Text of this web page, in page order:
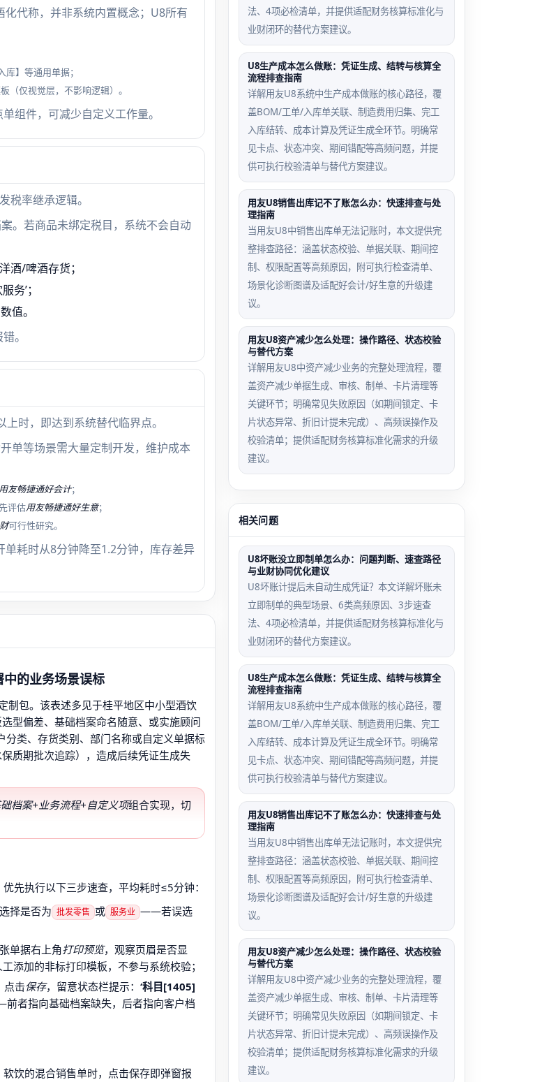
多门店权限错配场景
总部管理员未给‘城北店
仓库’分配库存查询权
限，店长登录后库存为
0
批次管理缺失场景
精酿啤酒未启批次，临
期酒水无法预警，月底
盘点发现整批过期报废
化代称，并非系统内置概念；U8所有
】等通用单据；
（仅视觉层，不影响逻辑）。
组件，可减少自定义工作量。
税率继承逻辑。
。若商品未绑定税目，系统不会自动
/啤酒存货；
务’；
值。
。
时，即达到系统替代临界点。
单等场景需大量定制开发，维护成本
用友畅捷通好会计；
评估用友畅捷通好生意；
可行性研究。
耗时从8分钟降至1.2分钟，库存差异
中的业务场景误标
制包。该表述多见于桂平地区中小型酒饮
型偏差、基础档案命名随意、或实施顾问
分类、存货类别、部门名称或自定义单据标
质期批次追踪），造成后续凭证生成失
档案+业务流程+自定义项组合实现，切
先执行以下三步速查，平均耗时≤5分钟：
择是否为 批发零售 或 服务业 ——若误选
单据右上角打印预览，观察页眉是否显
添加的非标打印模板，不参与系统校验；
点击保存，留意状态栏提示： ‘科目[1405]
者指向基础档案缺失，后者指向客户档
饮的混合销售单时，点击保存即弹窗报
法、4项必检清单，并提供适配财务核算标准化与
业财闭环的替代方案建议。
U8生产成本怎么做账：凭证生成、结转与核算全
流程排查指南
详解用友U8系统中生产成本做账的核心路径，覆
盖BOM/工单/入库单关联、制造费用归集、完工
入库结转、成本计算及凭证生成全环节。明确常
见卡点、状态冲突、期间错配等高频问题，并提
供可执行校验清单与替代方案建议。
用友U8销售出库记不了账怎么办：快速排查与处
理指南
当用友U8中销售出库单无法记账时，本文提供完
整排查路径：涵盖状态校验、单据关联、期间控
制、权限配置等高频原因，附可执行检查清单、
场景化诊断图谱及适配好会计/好生意的升级建
议。
用友U8资产减少怎么处理：操作路径、状态校验
与替代方案
详解用友U8中资产减少业务的完整处理流程，覆
盖资产减少单据生成、审核、制单、卡片清理等
关键环节；明确常见失败原因（如期间锁定、卡
片状态异常、折旧计提未完成）、高频误操作及
校验清单；提供适配财务核算标准化需求的升级
建议。
相关问题
U8坏账没立即制单怎么办：问题判断、速查路径
与业财协同优化建议
U8坏账计提后未自动生成凭证？本文详解坏账未
立即制单的典型场景、6类高频原因、3步速查
法、4项必检清单，并提供适配财务核算标准化与
业财闭环的替代方案建议。
U8生产成本怎么做账：凭证生成、结转与核算全
流程排查指南
详解用友U8系统中生产成本做账的核心路径，覆
盖BOM/工单/入库单关联、制造费用归集、完工
入库结转、成本计算及凭证生成全环节。明确常
见卡点、状态冲突、期间错配等高频问题，并提
供可执行校验清单与替代方案建议。
用友U8销售出库记不了账怎么办：快速排查与处
理指南
当用友U8中销售出库单无法记账时，本文提供完
整排查路径：涵盖状态校验、单据关联、期间控
制、权限配置等高频原因，附可执行检查清单、
场景化诊断图谱及适配好会计/好生意的升级建
议。
用友U8资产减少怎么处理：操作路径、状态校验
与替代方案
详解用友U8中资产减少业务的完整处理流程，覆
盖资产减少单据生成、审核、制单、卡片清理等
关键环节；明确常见失败原因（如期间锁定、卡
片状态异常、折旧计提未完成）、高频误操作及
校验清单；提供适配财务核算标准化需求的升级
建议。